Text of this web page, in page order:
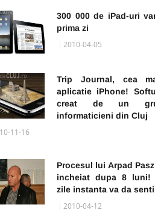
300 000 de iPad-uri
prima zi
2010-04-05
Trip Journal, cea
aplicatie iPhone!
creat de un
informaticieni din Cluj
11-16
Procesul lui Arpad
incheiat dupa 8 luni!
zile instanta va da
2010-04-12